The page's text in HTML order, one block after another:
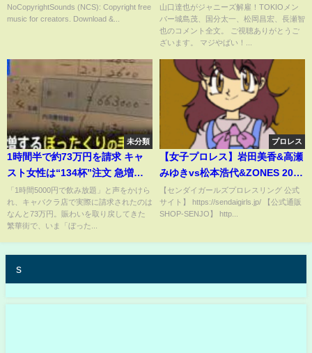
NoCopyrightSounds (NCS): Copyright free
music for creators. Download &...
一、松岡昌宏、長瀬智也のコメ
ント全文
山口達也がジャニーズ解雇！TOKIOメン
バー城島茂、国分太一、松岡昌宏、長瀬智
也のコメント全文。 ご視聴ありがとうご
ざいます。 マジやばい！...
未分類
1時間半で約73万円を請求 キャ
スト女性は“134杯”注文 急増す
る「ぼったくり」の手口とは｜
TBS NEWS DIG
「1時間5000円で飲み放題」と声をかけら
れ、キャバクラ店で実際に請求されたのは
なんと73万円。賑わいを取り戻してきた
繁華街で、いま「ぼった...
プロレス
【女子プロレス】岩田美香&高瀬
みゆきvs松本浩代&ZONES 2024
年4月19日宮城野区文化センター
【センダイガールズプロレスリング 公式
サイト】 https://sendaigirls.jp/ 【公式通販
SHOP-SENJO】 http...
s